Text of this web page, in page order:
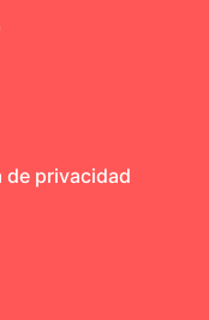
de privacidad